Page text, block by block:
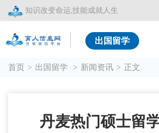
知识改变命运,技能成就人生
出国留学
首页 > 出国留学 > 新闻资讯 > 正文
丹麦热门硕士留